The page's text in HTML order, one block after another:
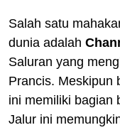
Salah satu
dunia adalah
Saluran yang
Prancis. Meskipun
ini memiliki bagian
Jalur ini